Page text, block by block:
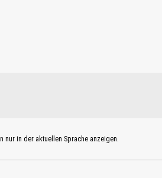
nur in der aktuellen Sprache anzeigen.